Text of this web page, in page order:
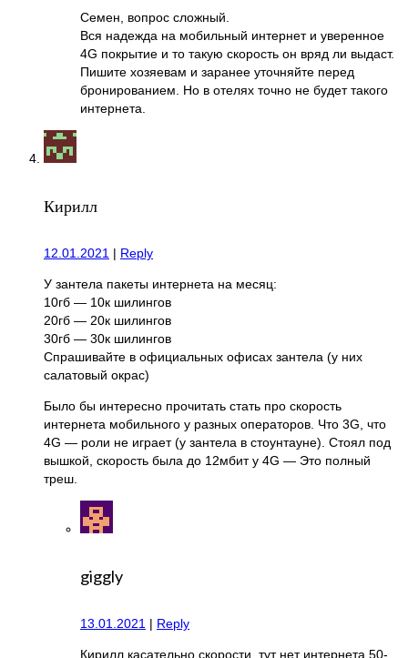
Семен, вопрос сложный.
Вся надежда на мобильный интернет и уверенное
4G покрытие и то такую скорость он вряд ли выдаст.
Пишите хозяевам и заранее уточняйте перед
бронированием. Но в отелях точно не будет такого
интернета.
Кирилл
12.01.2021 | Reply
У зантела пакеты интернета на месяц:
10гб — 10к шилингов
20гб — 20к шилингов
30гб — 30к шилингов
Спрашивайте в официальных офисах зантела (у них
салатовый окрас)
Было бы интересно прочитать стать про скорость
интернета мобильного у разных операторов. Что 3G, что
4G — роли не играет (у зантела в стоунтауне). Стоял под
вышкой, скорость была до 12мбит у 4G — Это полный
треш.
giggly
13.01.2021 | Reply
Кирилл касательно скорости, тут нет интернета 50-